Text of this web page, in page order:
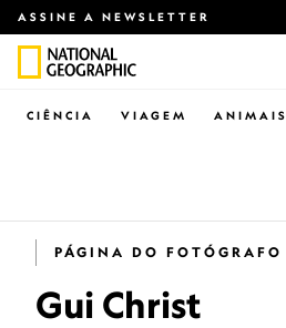
ASSINE A NEWSLETTER
CIÊNCIA VIAGEM ANIMAIS
PÁGINA DO FOTÓGRAFO
Gui Christ